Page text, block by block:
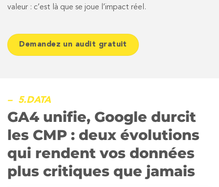
valeur : c’est là que se joue l’impact réel.
Demandez un audit gratuit
– 5.DATA
GA4 unifie, Google durcit
les CMP : deux évolutions
qui rendent vos données
plus critiques que jamais